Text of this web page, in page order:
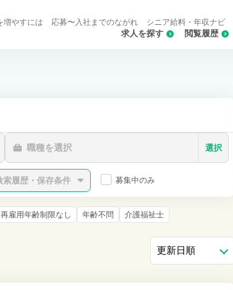
求人を探す 閲覧履歴
増やすには 応募〜入社までのながれ シニア給料・年収ナビ
職種を選択 選択
索履歴・保存条件 募集中のみ
再雇用年齢制限なし 年齢不問
介護福祉士